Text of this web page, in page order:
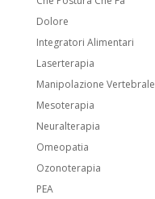
Dolore
Integratori Alimentari
Laserterapia
Manipolazione Vertebrale
Mesoterapia
Neuralterapia
Omeopatia
Ozonoterapia
PEA